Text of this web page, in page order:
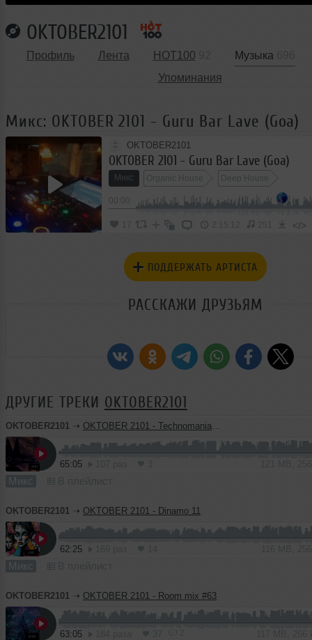
OKTOBER2101
Профиль Лента HOT100 Музыка
Упоминания
Микс: OKTOBER 2101 - Guru Bar Lave (Goa)
OKTOBER2101
OKTOBER 2101 - Guru Bar Lave (Goa)
Микс Organic House Deep House
17 2:15:12 251 </>
ПОДДЕРЖАТЬ АРТИСТА
РАССКАЖИ ДРУЗЬЯМ
ДРУГИЕ ТРЕКИ OKTOBER2101
OKTOBER2101 ➝ OKTOBER 2101 - Technomania 058
65:05
Микс
OKTOBER2101 ➝ OKTOBER 2101 - Dinamo 11
62:25
Микс
OKTOBER2101 ➝ OKTOBER 2101 - Room mix #63
63:05